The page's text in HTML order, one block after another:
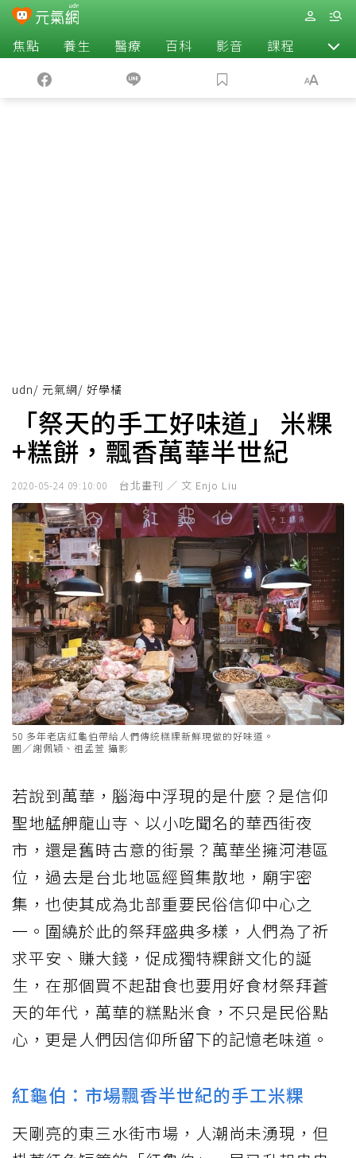
焦點 養生 醫療 百科 影音 課程 退休
udn/ 元氣網/ 好學橘
「祭天的手工好味道」 米粿
+糕餅，飄香萬華半世紀
2020-05-24 09:10:00 台北畫刊 ／ 文 Enjo Liu
50 多年老店紅龜伯帶給人們傳統糕粿新鮮現做的好味道。
圖／謝佩穎、祖孟萱 攝影
若說到萬華，腦海中浮現的是什麼？是信仰
聖地艋舺龍山寺、以小吃聞名的華西街夜
市，還是舊時古意的街景？萬華坐擁河港區
位，過去是台北地區經貿集散地，廟宇密
集，也使其成為北部重要民俗信仰中心之
一。圍繞於此的祭拜盛典多樣，人們為了祈
求平安、賺大錢，促成獨特粿餅文化的誕
生，在那個買不起甜食也要用好食材祭拜蒼
天的年代，萬華的糕點米食，不只是民俗點
心，更是人們因信仰所留下的記憶老味道。
紅龜伯：市場飄香半世紀的手工米粿
天剛亮的東三水街市場，人潮尚未湧現，但